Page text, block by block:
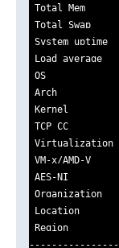
Total Mem
Total Swap
System
Load
OS
Arch
Kernel
TCP CC
Virtualization
VM-x/AMD-V
AES-NI
Organization
Location
Region